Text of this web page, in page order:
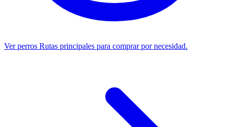
Ver perros Rutas principales para comprar por necesidad.